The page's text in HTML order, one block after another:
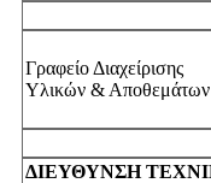
Γραφείο Διαχείρισης
Υλικών & Αποθεμάτων
ΔΙΕΥΘΥΝΣΗ